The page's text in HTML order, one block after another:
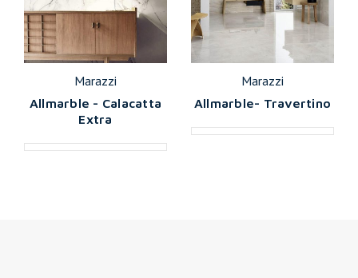
Marazzi
Allmarble - Calacatta
Extra
Marazzi
Allmarble- Travertino